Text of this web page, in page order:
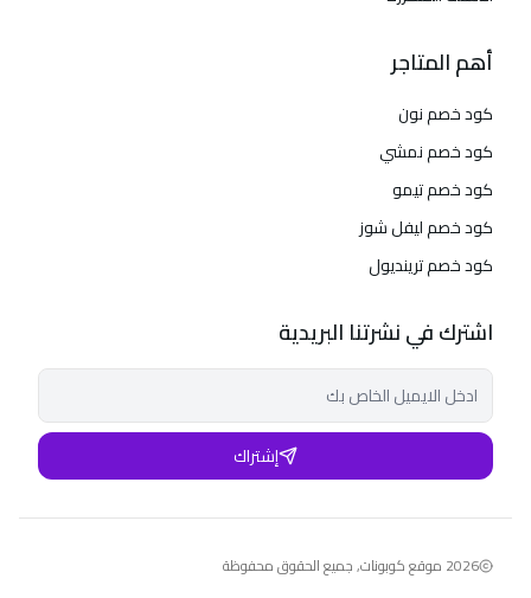
أهم المتاجر
كود خصم نون
كود خصم نمشي
كود خصم تيمو
كود خصم ليفل شوز
كود خصم ترينديول
اشترك في نشرتنا البريدية
إشتراك
2026 موقع كوبونات,جميع الحقوق محفوظة